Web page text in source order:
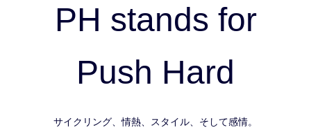
PH stands for
Push Hard
サイクリング、情熱、スタイル、そして感情。